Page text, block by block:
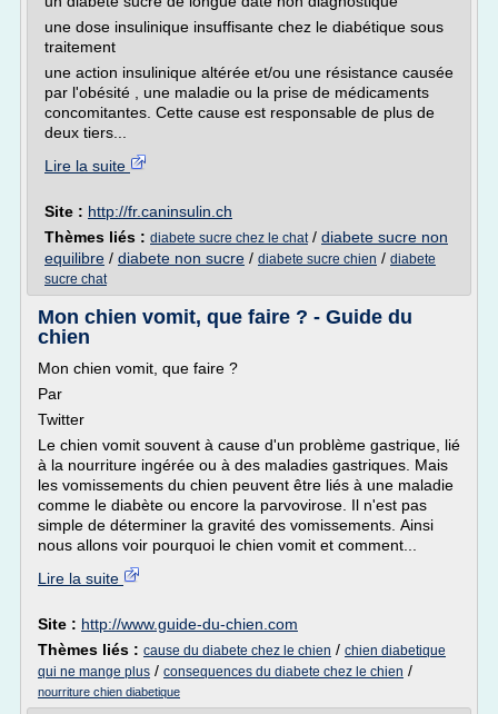
une dose insulinique insuffisante chez le diabétique sous
traitement
une action insulinique altérée et/ou une résistance causée
par l'obésité , une maladie ou la prise de médicaments
concomitantes. Cette cause est responsable de plus de
deux tiers...
Lire la suite
Site : http://fr.caninsulin.ch
Thèmes liés : diabete sucre chez le chat/ diabete sucre non
equilibre / diabete non sucre / diabete sucre chien / diabete
sucre chat
Mon chien vomit, que faire ? - Guide du
chien
Mon chien vomit, que faire ?
Par
Twitter
Le chien vomit souvent à cause d'un problème gastrique, lié
à la nourriture ingérée ou à des maladies gastriques. Mais
les vomissements du chien peuvent être liés à une maladie
comme le diabète ou encore la parvovirose. Il n'est pas
simple de déterminer la gravité des vomissements. Ainsi
nous allons voir pourquoi le chien vomit et comment...
Lire la suite
Site : http://www.guide-du-chien.com
Thèmes liés : cause du diabete chez le chien / chien diabetique
qui ne mange plus / consequences du diabete chez le chien /
nourriture chien diabetique